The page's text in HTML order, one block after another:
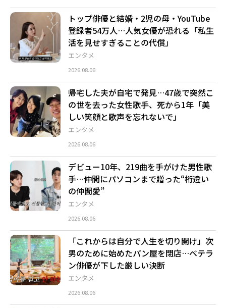
エンタメ
トップ俳優と結婚・2児の母・YouTube
登録者54万人…人気女優が恐れる「私生
活を見せすぎることの代償」
2026.08.06
エンタメ
帰宅した夫が自宅で発見…47歳で突然こ
の世を去った女性歌手、死から1年「美
しい笑顔と歌声を忘れないで」
2026.08.06
エンタメ
デビュー10年、219曲を手がけた男性歌
手…仲間にパソコンまで贈った“桁違い
の仲間愛”
2026.08.06
エンタメ
「これからは自分で人生を切り開け」次
男のために始めたパン屋を閉店…ベテラ
ン俳優が下した厳しい決断
2026.08.06